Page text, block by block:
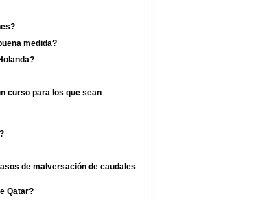
medida?
curso para los que sean
de malversación de caudales
Qatar?